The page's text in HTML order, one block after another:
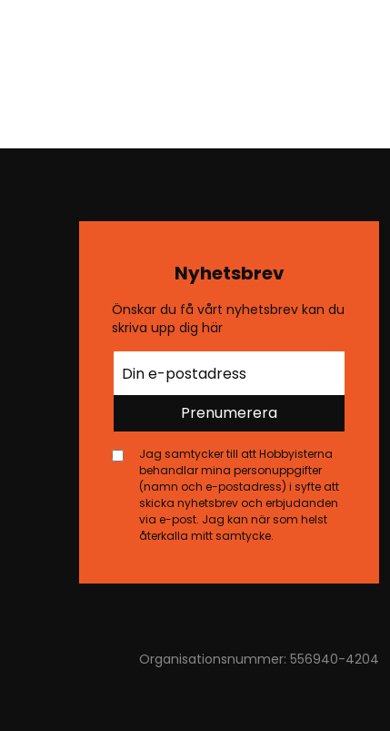
Nyhetsbrev
Önskar du få vårt nyhetsbrev kan du
skriva upp dig här
Prenumerera
Jag samtycker till att Hobbyisterna
behandlar mina personuppgifter
(namn och e-postadress) i syfte att
skicka nyhetsbrev och erbjudanden
via e-post. Jag kan när som helst
återkalla mitt samtycke.
Organisationsnummer: 556940-4204